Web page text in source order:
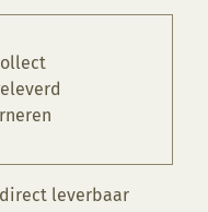
leverbaar